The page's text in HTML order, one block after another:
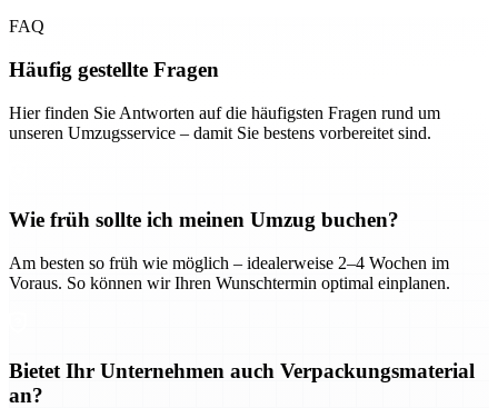
FAQ
Häufig gestellte Fragen
Hier finden Sie Antworten auf die häufigsten Fragen rund um
unseren Umzugsservice – damit Sie bestens vorbereitet sind.
Wie früh sollte ich meinen Umzug buchen?
Am besten so früh wie möglich – idealerweise 2–4 Wochen im
Voraus. So können wir Ihren Wunschtermin optimal einplanen.
Bietet Ihr Unternehmen auch Verpackungsmaterial
an?